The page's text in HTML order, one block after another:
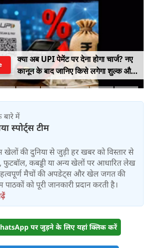
क्या अब UPI पेमेंट पर देना होगा चार्ज? नए
कानून के बाद जानिए किसे लगेगा शुल्क और
किसे नहीं
में
स्पोर्ट्स टीम
खेलों की दुनिया से जुड़ी हर खबर को विस्तार से
फुटबॉल, कबड्डी या अन्य खेलों पर आधारित लेख
मैचों की अपडेट्स और खेल जगत की
को पूरी जानकारी प्रदान करती है।
पर जुड़ने के लिए यहां क्लिक करें